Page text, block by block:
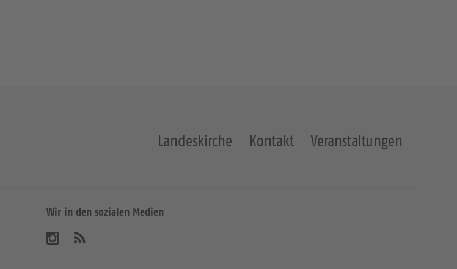
Landeskirche Kontakt Veranstaltungen
Wir in den sozialen Medien
B
A